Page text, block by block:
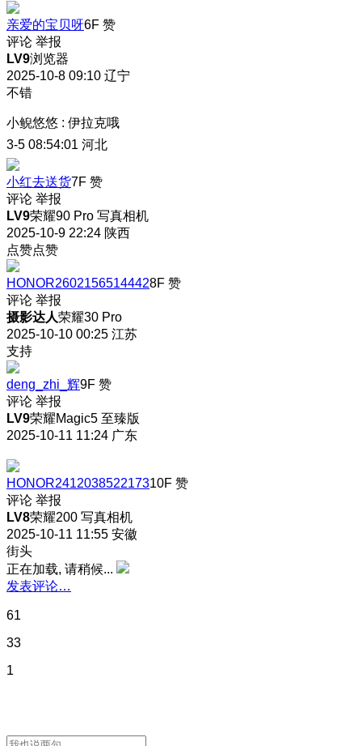
亲爱的宝贝呀6F 赞
评论 举报
LV9浏览器
2025-10-8 09:10 辽宁
不错
小鲵悠悠 : 伊拉克哦
3-5 08:54:01 河北
小红去送货7F 赞
评论 举报
LV9荣耀90 Pro 写真相机
2025-10-9 22:24 陕西
点赞点赞
HONOR26021565144428F 赞
评论 举报
摄影达人荣耀30 Pro
2025-10-10 00:25 江苏
支持
deng_zhi_辉9F 赞
评论 举报
LV9荣耀Magic5 至臻版
2025-10-11 11:24 广东
HONOR241203852217310F 赞
评论 举报
LV8荣耀200 写真相机
2025-10-11 11:55 安徽
街头
正在加载, 请稍候...
发表评论…
61
33
1